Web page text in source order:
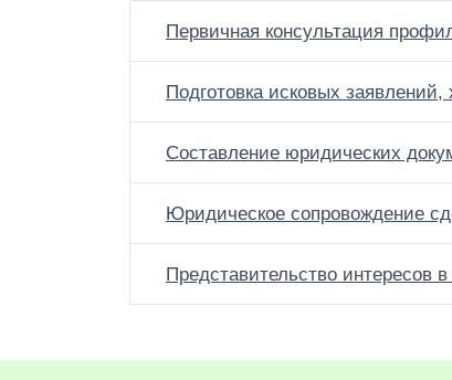
Первичная консультация
Подготовка исковых
Составление юридических
Юридическое сопровождение
Представительство интересов в